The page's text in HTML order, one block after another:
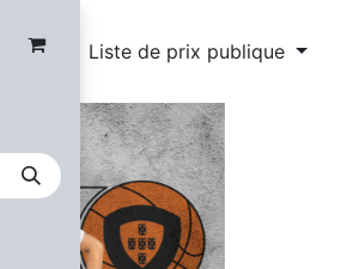
Liste de prix publique